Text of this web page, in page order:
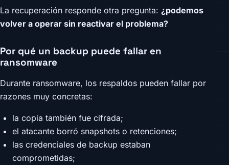
La recuperación responde otra pregunta: ¿podemos
volver a operar sin reactivar el problema?
Por qué un backup puede fallar en
ransomware
Durante ransomware, los respaldos pueden fallar por
razones muy concretas:
la copia también fue cifrada;
el atacante borró snapshots o retenciones;
las credenciales de backup estaban
comprometidas;